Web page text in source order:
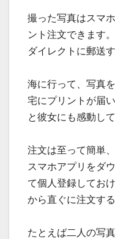
撮った写真はスマ
ント注文できます
ダイレクトに郵送
海に行って、写真
宅にプリントが届
と彼女にも感動し
注文は至って簡単
スマホアプリをダ
て個人登録してお
から直ぐに注文す
たとえば二人の写